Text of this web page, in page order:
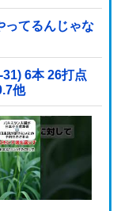
ってるんじゃな
6本 26打点
他